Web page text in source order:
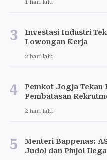
1 hari lalu
3
Investasi Industri
Lowongan Kerja
2 hari lalu
4
Pemkot Jogja Tekan
Pembatasan
2 hari lalu
5
Menteri Bappenas:
Judol dan Pinjol